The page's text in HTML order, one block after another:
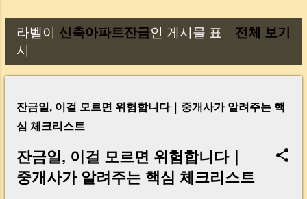
글
라벨이 신축아파트잔금인 게시물 표
시
전체 보기
잔금일, 이걸 모르면 위험합니다｜중개사가 알려주는 핵
심 체크리스트
잔금일, 이걸 모르면 위험합니다｜
중개사가 알려주는 핵심 체크리스트